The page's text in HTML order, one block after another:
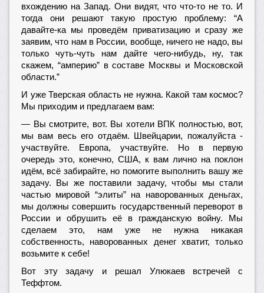
вхождению на Запад. Они видят, что что-то не то. И
тогда они решают такую простую проблему: “А
давайте-ка мы проведём приватизацию и сразу же
заявим, что нам в России, вообще, ничего не надо, вы
только чуть-чуть нам дайте чего-нибудь, ну, так
скажем, “амперию” в составе Москвы и Московской
области.”
И уже Тверская область не нужна. Какой там космос?
Мы приходим и предлагаем вам:
— Вы смотрите, вот. Вы хотели ВПК полностью, вот,
мы вам весь его отдаём. Швейцарии, пожалуйста -
участвуйте. Европа, участвуйте. Но в первую
очередь это, конечно, США, к вам лично на поклон
идём, всё забирайте, но помогите выполнить вашу же
задачу. Вы же поставили задачу, чтобы мы стали
частью мировой “элиты” на наворованных деньгах,
мы должны совершить государственный переворот в
России и обрушить её в гражданскую войну. Мы
сделаем это, нам уже не нужна никакая
собственность, наворованных денег хватит, только
возьмите к себе!
Вот эту задачу и решал Улюкаев встречей с
Теффтом.